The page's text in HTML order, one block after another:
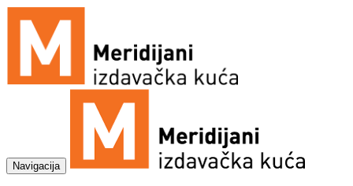
Navigacija